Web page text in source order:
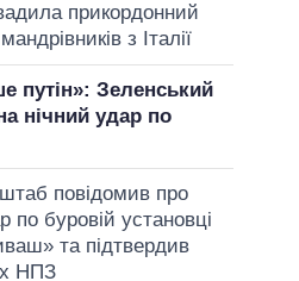
прикордонний
з Італії
путін»: Зеленський
нічний удар по
повідомив про
по буровій установці
та підтвердив
НПЗ